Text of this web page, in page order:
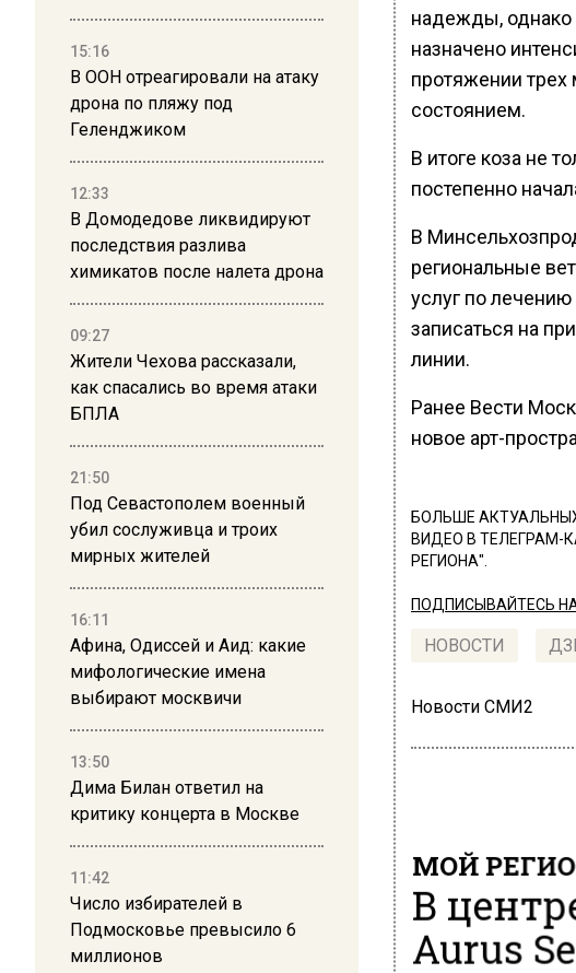
15:16
В ООН отреагировали на атаку
дрона по пляжу под
Геленджиком
12:33
В Домодедове ликвидируют
последствия разлива
химикатов после налета дрона
09:27
Жители Чехова рассказали,
как спасались во время атаки
БПЛА
21:50
Под Севастополем военный
убил сослуживца и троих
мирных жителей
16:11
Афина, Одиссей и Аид: какие
мифологические имена
выбирают москвичи
13:50
Дима Билан ответил на
критику концерта в Москве
11:42
Число избирателей в
Подмосковье превысило 6
миллионов
надежды, однако
назначено
протяжении трех
состоянием.
В итоге коза не
постепенно
В
региональные
услуг по
записаться на
линии.
Ранее Вести
новое арт-
БОЛЬШЕ
ВИДЕО В ТЕЛЕГРАМ-
РЕГИОНА".
ПОДПИСЫВАЙТЕСЬ
НОВОСТИ
Новости СМИ2
МОЙ
В
Aurus